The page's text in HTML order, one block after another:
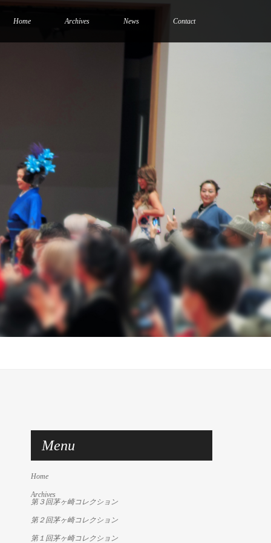
Home Archives News Contact
Menu
Home
Archives
第３回茅ヶ崎コレクション
第２回茅ヶ崎コレクション
第１回茅ヶ崎コレクション